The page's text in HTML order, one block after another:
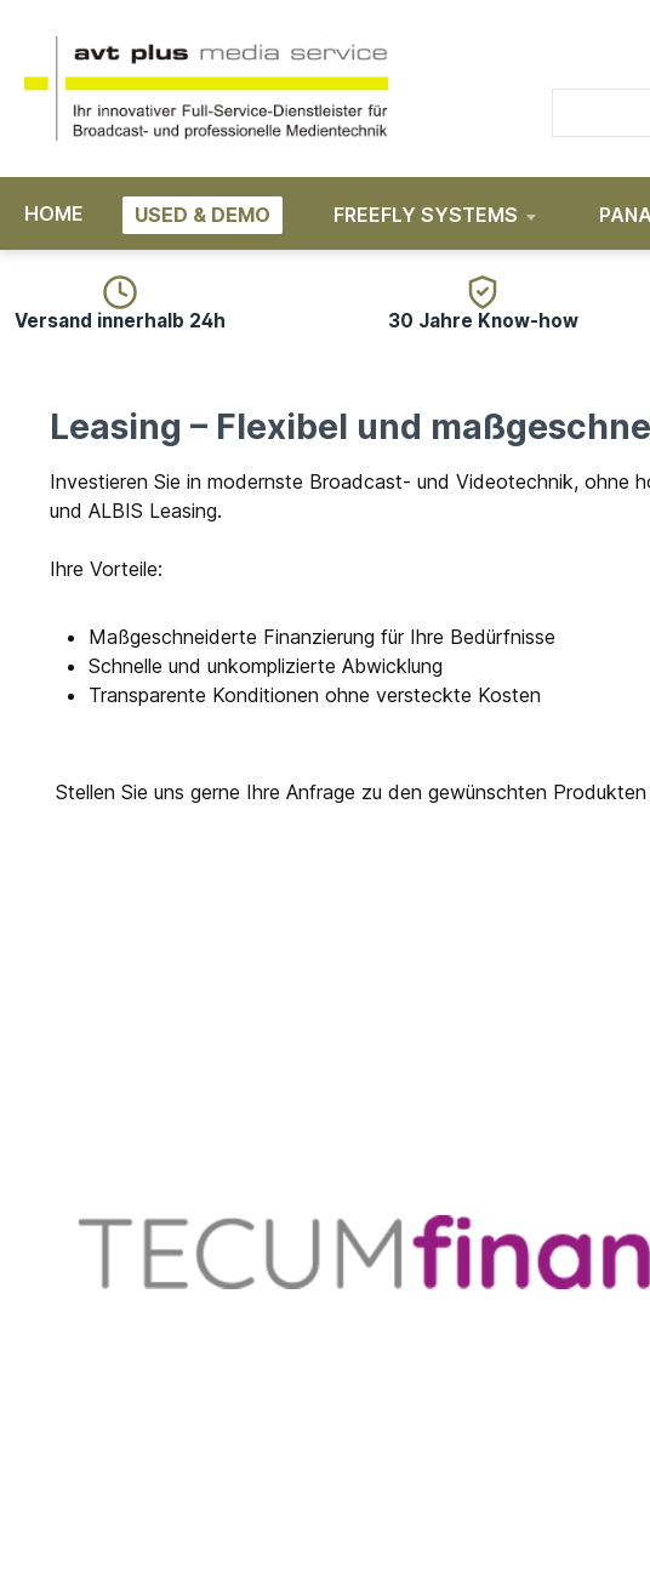
HOME USED & DEMO FREEFLY SYSTEMS
Versand innerhalb 24h 30 Jahre Know-how
Leasing – Flexibel und
Investieren Sie in modernste Broadcast- und Videotechnik, ohne
und ALBIS Leasing.
Ihre Vorteile:
Maßgeschneiderte Finanzierung für Ihre Bedürfnisse
Schnelle und unkomplizierte Abwicklung
Transparente Konditionen ohne versteckte Kosten
Stellen Sie uns gerne Ihre Anfrage zu den gewünschten